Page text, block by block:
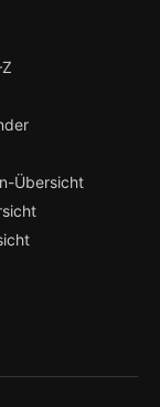
Übersicht